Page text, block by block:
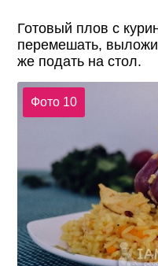
Готовый плов с
перемешать,
же подать на стол.
Фото 10